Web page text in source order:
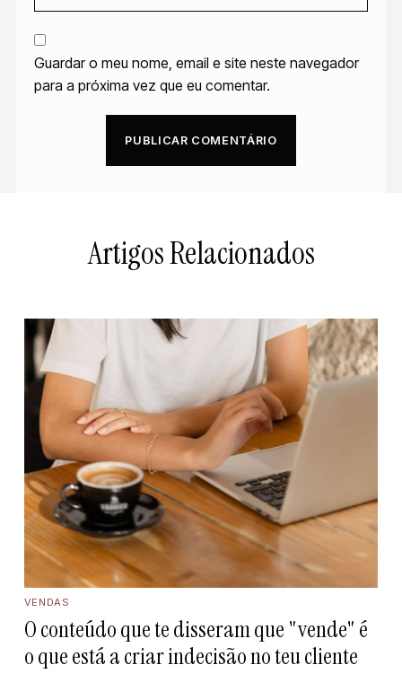
Guardar o meu nome, email e site neste navegador
para a próxima vez que eu comentar.
Artigos Relacionados
VENDAS
O conteúdo que te disseram que "vende" é
o que está a criar indecisão no teu cliente